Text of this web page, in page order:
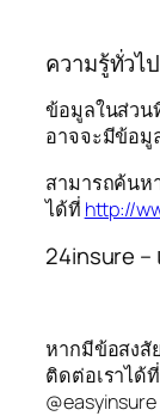
ความรู้ทั่วไ
ข้อมูลในส่วน
อาจจะมีข้อมู
สามารถค้นห
ได้ที่ http://
24insure
หากมีข้อสงสั
ติดต่อเราได้
@easyinsure